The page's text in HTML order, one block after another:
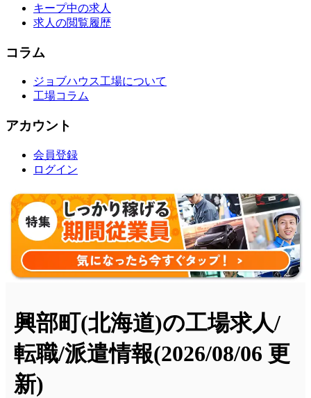
キープ中の求人
求人の閲覧履歴
コラム
ジョブハウス工場について
工場コラム
アカウント
会員登録
ログイン
興部町(北海道)の工場求人/
転職/派遣情報(2026/08/06 更
新)